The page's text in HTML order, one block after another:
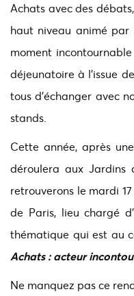
Achats avec des
haut niveau animé
moment
déjeunatoire à l’issue
tous d’échanger avec
stands.
Cette année, après
déroulera aux Jardins
retrouverons le mardi
de Paris, lieu chargé
thématique qui est au
Achats : acteur
Ne manquez pas ce